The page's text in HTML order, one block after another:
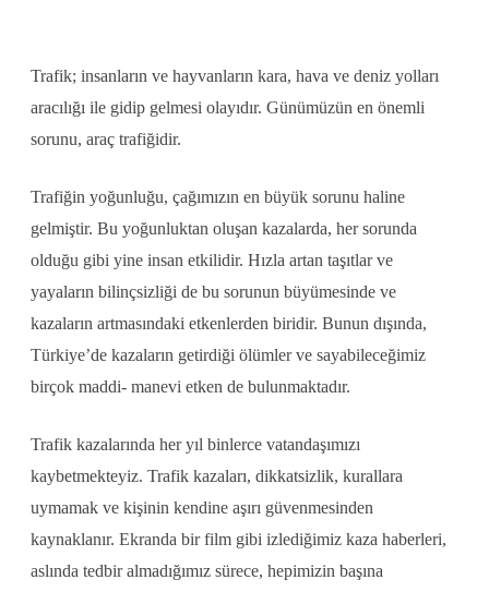
Trafik; insanların ve hayvanların kara, hava ve deniz yolları
aracılığı ile gidip gelmesi olayıdır. Günümüzün en önemli
sorunu, araç trafiğidir.
Trafiğin yoğunluğu, çağımızın en büyük sorunu haline
gelmiştir. Bu yoğunluktan oluşan kazalarda, her sorunda
olduğu gibi yine insan etkilidir. Hızla artan taşıtlar ve
yayaların bilinçsizliği de bu sorunun büyümesinde ve
kazaların artmasındaki etkenlerden biridir. Bunun dışında,
Türkiye’de kazaların getirdiği ölümler ve sayabileceğimiz
birçok maddi- manevi etken de bulunmaktadır.
Trafik kazalarında her yıl binlerce vatandaşımızı
kaybetmekteyiz. Trafik kazaları, dikkatsizlik, kurallara
uymamak ve kişinin kendine aşırı güvenmesinden
kaynaklanır. Ekranda bir film gibi izlediğimiz kaza haberleri,
aslında tedbir almadığımız sürece, hepimizin başına